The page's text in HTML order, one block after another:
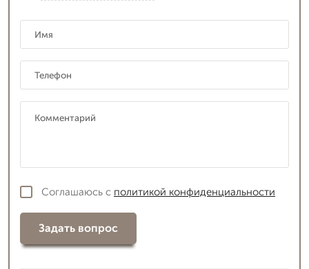
Соглашаюсь с политикой конфиденциальности
Задать вопрос